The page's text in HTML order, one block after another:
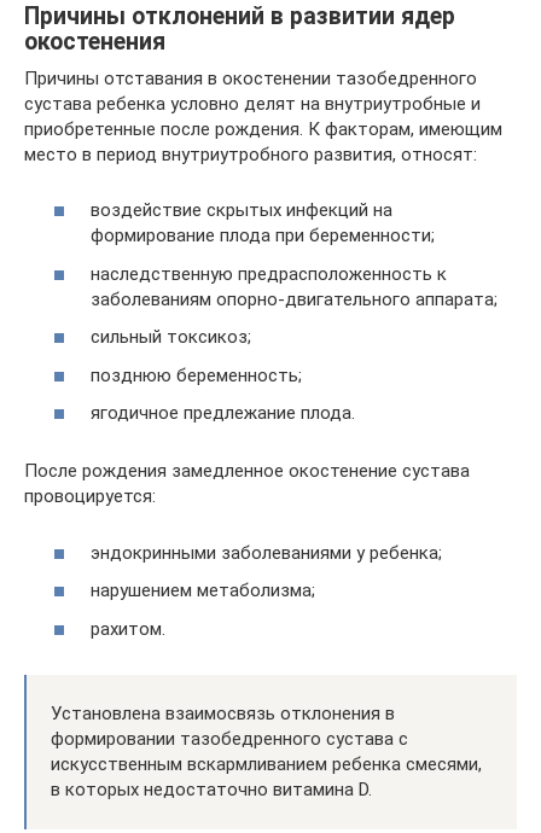
Причины отклонений в развитии ядер
окостенения
Причины отставания в окостенении тазобедренного
сустава ребенка условно делят на внутриутробные и
приобретенные после рождения. К факторам, имеющим
место в период внутриутробного развития, относят:
воздействие скрытых инфекций на
формирование плода при беременности;
наследственную предрасположенность к
заболеваниям опорно-двигательного аппарата;
сильный токсикоз;
позднюю беременность;
ягодичное предлежание плода.
После рождения замедленное окостенение сустава
провоцируется:
эндокринными заболеваниями у ребенка;
нарушением метаболизма;
рахитом.
Установлена взаимосвязь отклонения в
формировании тазобедренного сустава с
искусственным вскармливанием ребенка смесями,
в которых недостаточно витамина D.